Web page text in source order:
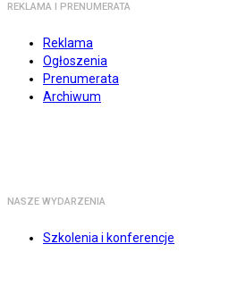
REKLAMA I PRENUMERATA
Reklama
Ogłoszenia
Prenumerata
Archiwum
NASZE WYDARZENIA
Szkolenia i konferencje